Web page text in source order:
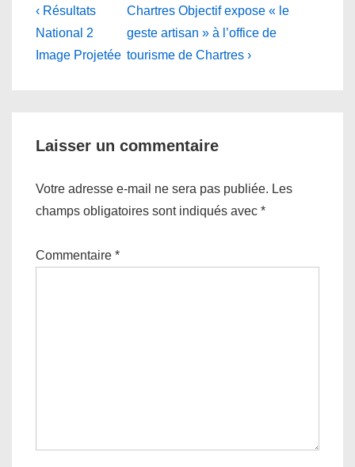
Navigation
de
l’article
Previous
Post
is
‹ Résultats
National 2
Image Projetée
Next
Post
is
Chartres Objectif expose « le
geste artisan » à l’office de
tourisme de Chartres ›
Laisser un commentaire
Votre adresse e-mail ne sera pas publiée. Les
champs obligatoires sont indiqués avec *
Commentaire *